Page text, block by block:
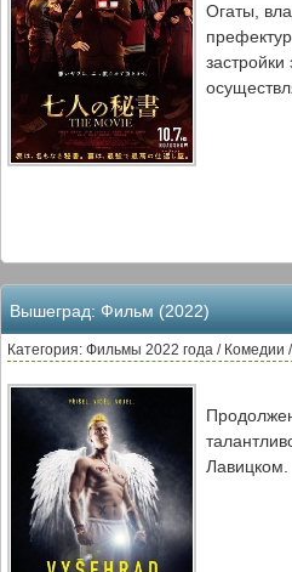
Огаты,
Вышеград: Фильм (2022)
Категория: Фильмы 2022 года /
Лавицком.